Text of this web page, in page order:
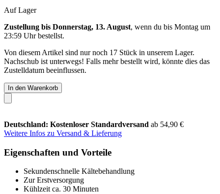
Auf Lager
Zustellung bis Donnerstag, 13. August, wenn du bis Montag um
23:59 Uhrbestellst.
Von diesem Artikel sind nur noch 17 Stück in unserem Lager.
Nachschub ist unterwegs! Falls mehr bestellt wird, könnte dies das
Zustelldatum beeinflussen.
In den Warenkorb
Deutschland: Kostenloser Standardversand ab 54,90 €
Weitere Infos zu Versand & Lieferung
Eigenschaften und Vorteile
Sekundenschnelle Kältebehandlung
Zur Erstversorgung
Kühlzeit ca. 30 Minuten